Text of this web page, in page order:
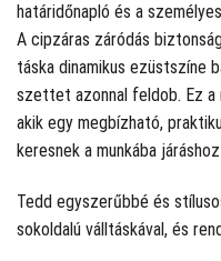
határidőnapló és a
A cipzáras záródás
táska dinamikus ezüstszíne
szettet azonnal feldob. Ez a
akik egy megbízható,
keresnek a munkába
Tedd egyszerűbbé és
sokoldalú válltáskával, és